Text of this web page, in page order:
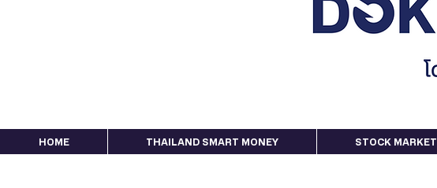
HOME THAILAND SMART MONEY STOCK MARKET